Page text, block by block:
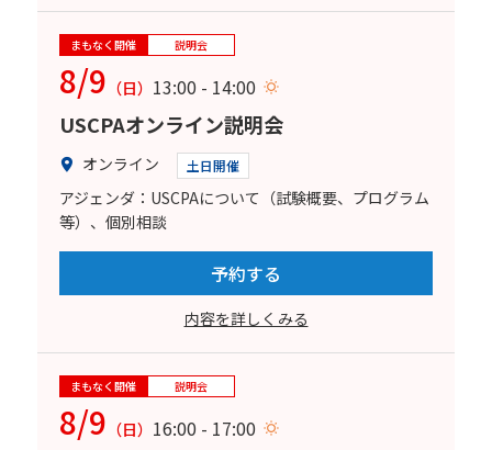
まもなく開催 説明会
8/9 （日） 13:00 - 14:00
USCPAオンライン説明会
オンライン 土日開催
アジェンダ：USCPAについて（試験概要、プログラム
等）、個別相談
予約する
内容を詳しくみる
まもなく開催 説明会
8/9 （日） 16:00 - 17:00